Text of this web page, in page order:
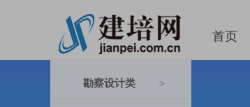
首页
勘察设计类 >